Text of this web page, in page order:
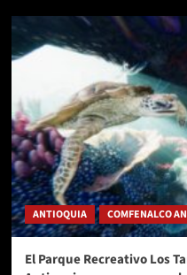
ANTIOQUIA COMFENALCO
El Parque Recreativo Los